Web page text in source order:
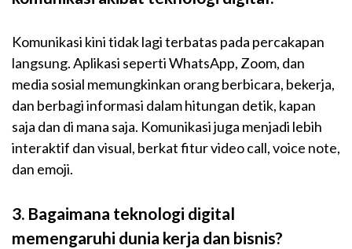
Komunikasi kini tidak lagi terbatas pada percakapan
langsung. Aplikasi seperti WhatsApp, Zoom, dan
media sosial memungkinkan orang berbicara, bekerja,
dan berbagi informasi dalam hitungan detik, kapan
saja dan di mana saja. Komunikasi juga menjadi lebih
interaktif dan visual, berkat fitur video call, voice note,
dan emoji.
3. Bagaimana teknologi digital
memengaruhi dunia kerja dan bisnis?